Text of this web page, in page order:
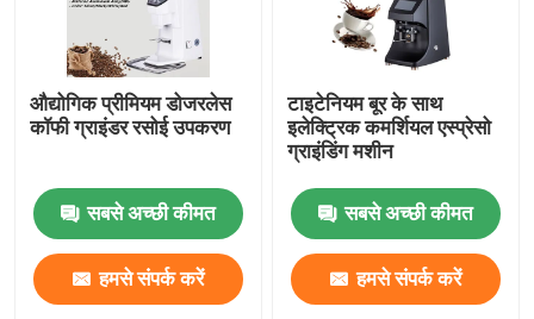
औद्योगिक प्रीमियम डोजरलेस
कॉफी ग्राइंडर रसोई उपकरण
सबसे अच्छी कीमत
हमसे संपर्क करें
टाइटेनियम बूर के साथ
इलेक्ट्रिक कमर्शियल एस्प्रेसो
ग्राइंडिंग मशीन
सबसे अच्छी कीमत
हमसे संपर्क करें